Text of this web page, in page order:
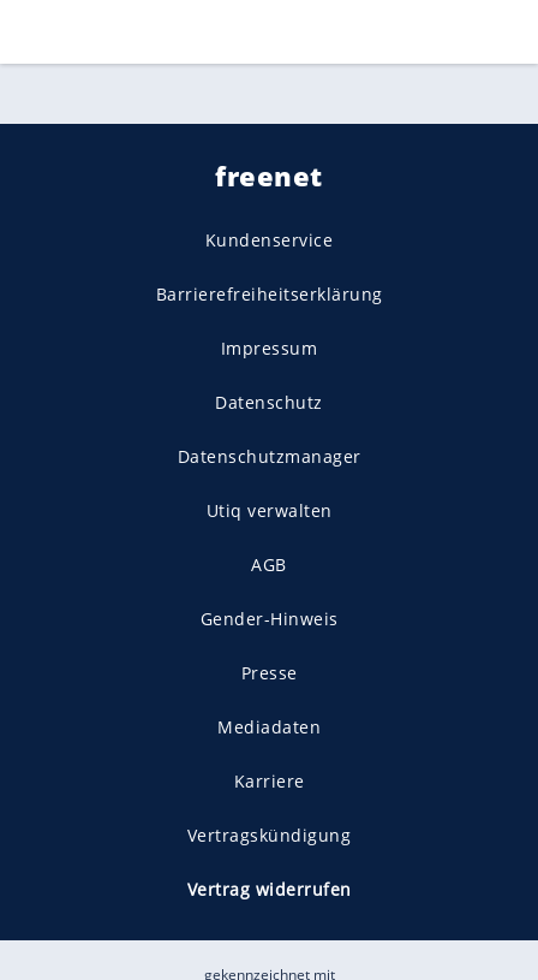
freenet
Kundenservice
Barrierefreiheitserklärung
Impressum
Datenschutz
Datenschutzmanager
Utiq verwalten
AGB
Gender-Hinweis
Presse
Mediadaten
Karriere
Vertragskündigung
Vertrag widerrufen
gekennzeichnet mit